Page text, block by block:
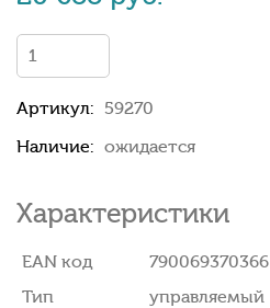
Артикул: 59270
Наличие: ожидается
Характеристики
EAN код
790069370366
Тип
управляемый